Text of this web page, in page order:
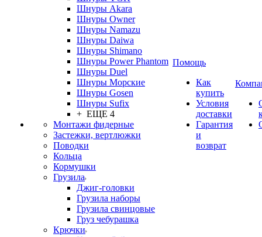
Шнуры Akara
Шнуры Owner
Шнуры Namazu
Шнуры Daiwa
Шнуры Shimano
Шнуры Power Phantom
Шнуры Duel
Шнуры Морские
Шнуры Gosen
Шнуры Sufix
+ ЕЩЕ 4
Монтажи фидерные
Застежки, вертлюжки
Поводки
Кольца
Кормушки
Грузила
Джиг-головки
Грузила наборы
Грузила свинцовые
Груз чебурашка
Крючки
Помощь
Как
купить
Условия
доставки
Гарантия
и
возврат